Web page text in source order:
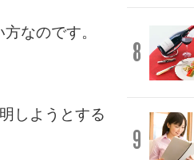
なのです。
しようとする
8
9